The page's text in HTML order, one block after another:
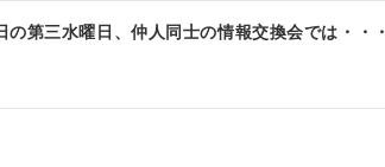
の第三水曜日、仲人同士の情報交換会では・・・